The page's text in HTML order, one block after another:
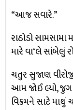
“આજ સવારે.”
રાઠોડો
મારે વા‘લે સાંબેલું
ચતુર સુજાણ
આમ જોઈ લ્યો,
વિક્રમને સાટે માથું